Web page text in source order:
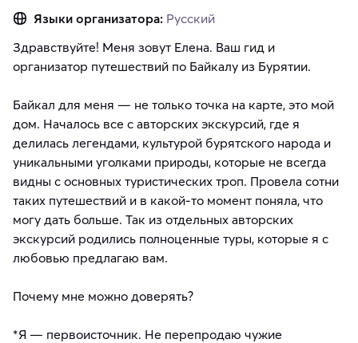
Языки организатора: Русский
Здравствуйте! Меня зовут Елена. Ваш гид и
организатор путешествий по Байкалу из Бурятии.
Байкал для меня — не только точка на карте, это мой
дом. Началось все с авторских экскурсий, где я
делилась легендами, культурой бурятского народа и
уникальными уголками природы, которые не всегда
видны с основных туристических троп. Провела сотни
таких путешествий и в какой-то момент поняла, что
могу дать больше. Так из отдельных авторских
экскурсий родились полноценные туры, которые я с
любовью предлагаю вам.
Почему мне можно доверять?
*Я — первоисточник. Не перепродаю чужие